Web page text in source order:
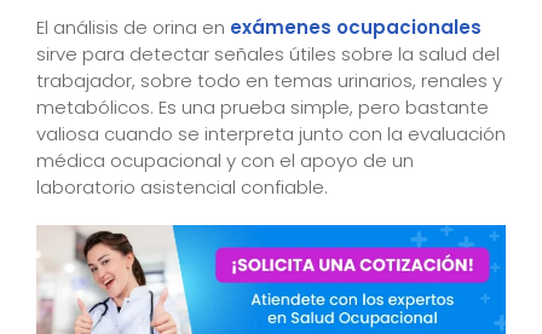
El análisis de orina en exámenes ocupacionales
sirve para detectar señales útiles sobre la salud del
trabajador, sobre todo en temas urinarios, renales y
metabólicos. Es una prueba simple, pero bastante
valiosa cuando se interpreta junto con la evaluación
médica ocupacional y con el apoyo de un
laboratorio asistencial confiable.